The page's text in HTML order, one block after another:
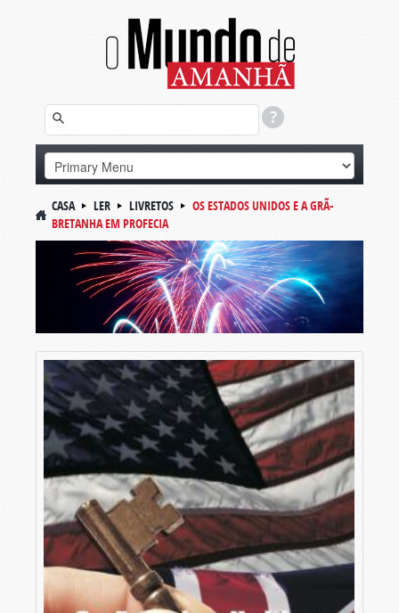
CASA LER LIVRETOS
OS ESTADOS UNIDOS E A GRÃ-
BRETANHA EM PROFECIA